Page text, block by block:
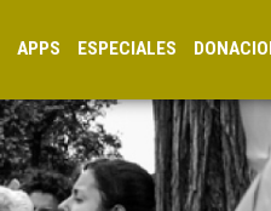
APPS ESPECIALES